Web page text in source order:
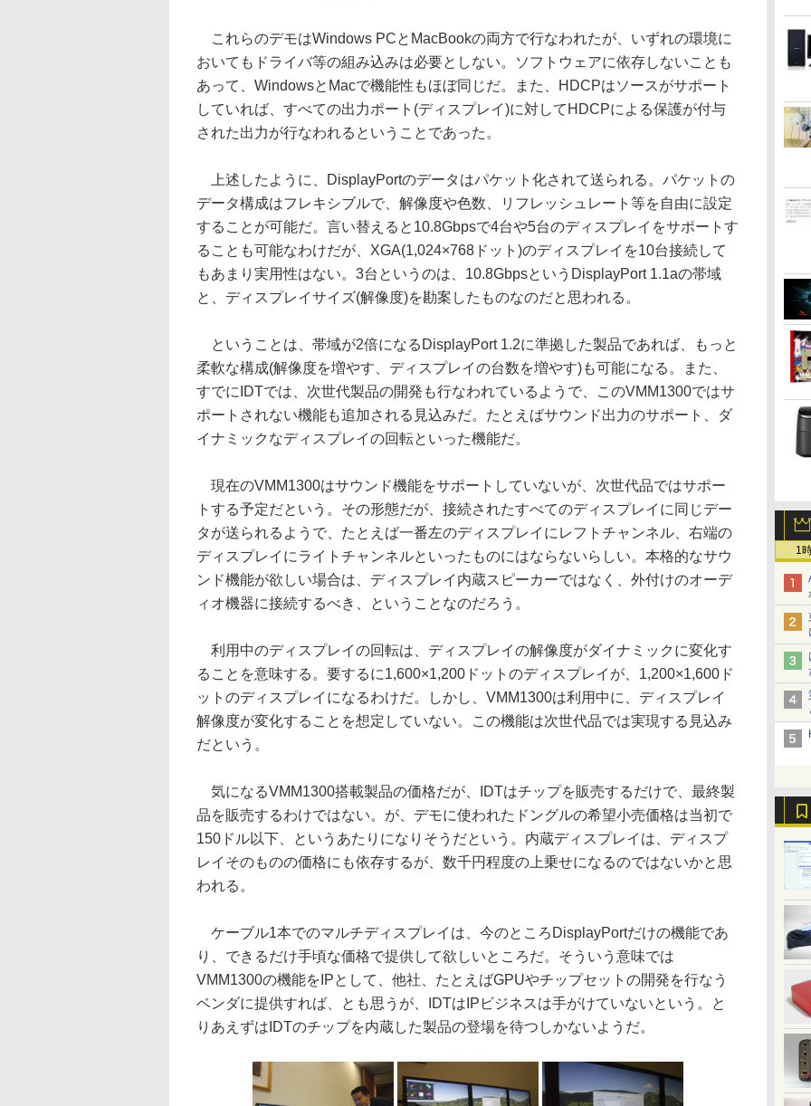
1
これらのデモはWindows PCとMacBookの両方で行なわれたが、いずれの環境に
おいてもドライバ等の組み込みは必要としない。ソフトウェアに依存しないことも
あって、WindowsとMacで機能性もほぼ同じだ。また、HDCPはソースがサポート
していれば、すべての出力ポート(ディスプレイ)に対してHDCPによる保護が付与
された出力が行なわれるということであった。
上述したように、DisplayPortのデータはパケット化されて送られる。パケットの
データ構成はフレキシブルで、解像度や色数、リフレッシュレート等を自由に設定
することが可能だ。言い替えると10.8Gbpsで4台や5台のディスプレイをサポートす
ることも可能なわけだが、XGA(1,024×768ドット)のディスプレイを10台接続して
もあまり実用性はない。3台というのは、10.8GbpsというDisplayPort 1.1aの帯域
と、ディスプレイサイズ(解像度)を勘案したものなのだと思われる。
ということは、帯域が2倍になるDisplayPort 1.2に準拠した製品であれば、もっと
柔軟な構成(解像度を増やす、ディスプレイの台数を増やす)も可能になる。また、
すでにIDTでは、次世代製品の開発も行なわれているようで、このVMM1300ではサ
ポートされない機能も追加される見込みだ。たとえばサウンド出力のサポート、ダ
イナミックなディスプレイの回転といった機能だ。
現在のVMM1300はサウンド機能をサポートしていないが、次世代品ではサポー
トする予定だという。その形態だが、接続されたすべてのディスプレイに同じデー
タが送られるようで、たとえば一番左のディスプレイにレフトチャンネル、右端の
ディスプレイにライトチャンネルといったものにはならないらしい。本格的なサウ
ンド機能が欲しい場合は、ディスプレイ内蔵スピーカーではなく、外付けのオーデ
ィオ機器に接続するべき、ということなのだろう。
利用中のディスプレイの回転は、ディスプレイの解像度がダイナミックに変化す
ることを意味する。要するに1,600×1,200ドットのディスプレイが、1,200×1,600ド
ットのディスプレイになるわけだ。しかし、VMM1300は利用中に、ディスプレイ
解像度が変化することを想定していない。この機能は次世代品では実現する見込み
だという。
気になるVMM1300搭載製品の価格だが、IDTはチップを販売するだけで、最終製
品を販売するわけではない。が、デモに使われたドングルの希望小売価格は当初で
150ドル以下、というあたりになりそうだという。内蔵ディスプレイは、ディスプ
レイそのものの価格にも依存するが、数千円程度の上乗せになるのではないかと思
われる。
ケーブル1本でのマルチディスプレイは、今のところDisplayPortだけの機能であ
り、できるだけ手頃な価格で提供して欲しいところだ。そういう意味では
VMM1300の機能をIPとして、他社、たとえばGPUやチップセットの開発を行なう
ベンダに提供すれば、とも思うが、IDTはIPビジネスは手がけていないという。と
りあえずはIDTのチップを内蔵した製品の登場を待つしかないようだ。